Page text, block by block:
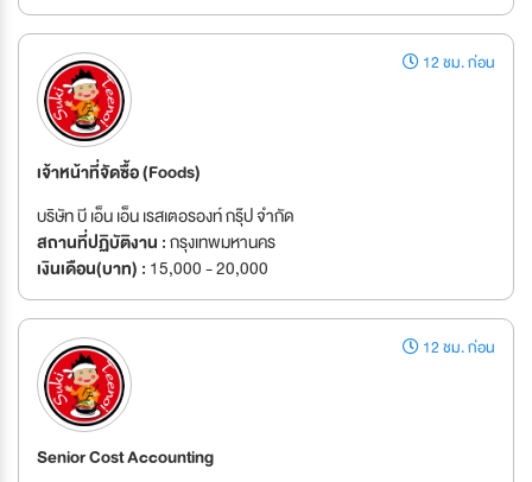
12 ชม. ก่อน
เจ้าหน้าที่จัดซื้อ (Foods)
บริษัท บี เอ็น เอ็น เรสเตอรองท์ กรุ๊ป จำกัด
สถานที่ปฏิบัติงาน :กรุงเทพมหานคร
เงินเดือน(บาท) : 15,000 - 20,000
12 ชม. ก่อน
Senior Cost Accounting